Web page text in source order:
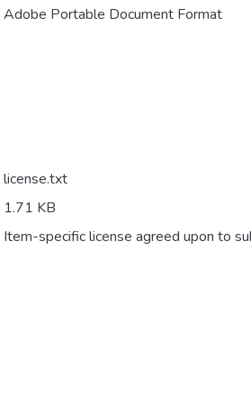
Adobe Portable Document Format
license.txt
1.71 KB
Item-specific license agreed upon to